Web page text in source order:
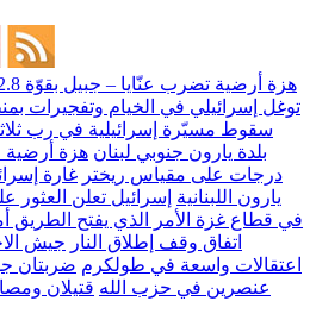
هزة أرضية تضرب عنّايا – جبيل بقوّة 2.8 درجات على مقياس ريختر
توغل إسرائيلي في الخيام وتفجيرات
سقوط مسيّرة إسرائيلية في رب
بلدة يارون جنوبي لبنان
درجات على مقياس ريختر غارة
يارون اللبنانية إسرائيل تعلن العثور
في قطاع غزة الأمر الذي يفتح الطريق
اتفاق وقف إطلاق النار جيش
اعتقالات واسعة في طولكرم ضربتان
عنصرين في حزب الله